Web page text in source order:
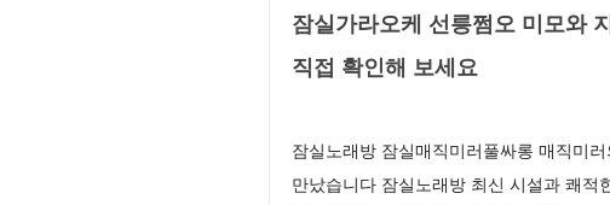
잠실가라오케 선릉쩜오 미모와
직접 확인해 보세요
잠실노래방 잠실매직미러풀싸롱 매직미
만났습니다 잠실노래방 최신 시설과 쾌